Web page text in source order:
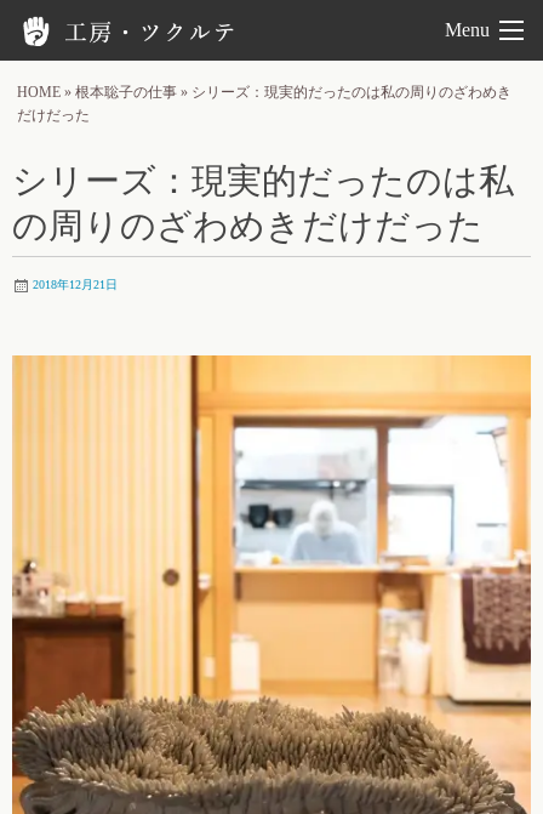
Menu
HOME » 根本聡子の仕事 » シリーズ：現実的だったのは私の周りのざわめき
だけだった
シリーズ：現実的だったのは私
の周りのざわめきだけだった
2018年12月21日